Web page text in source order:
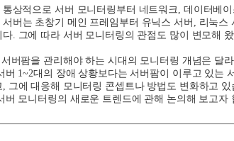
통상적으로 서버 모니터링부터 네트워크, 데이터베이
서버는 초창기 메인 프레임부터 유닉스 서버, 리눅스
다. 그에 따라 서버 모니터링의 관점도 많이 변모해
버팜을 관리해야 하는 시대의 모니터링 개념은 달
버 1~2대의 장애 상황보다는 서버팜이 이루고 있는
, 그에 대응해 모니터링 콘셉트나 방법도 변화하고 있
모니터링의 새로운 트렌드에 관해 논의해 보고자